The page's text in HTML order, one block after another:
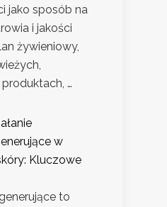
jako sposób na
i jakości
żywieniowy,
…
w
Kluczowe
to